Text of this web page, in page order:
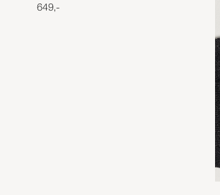
649,-